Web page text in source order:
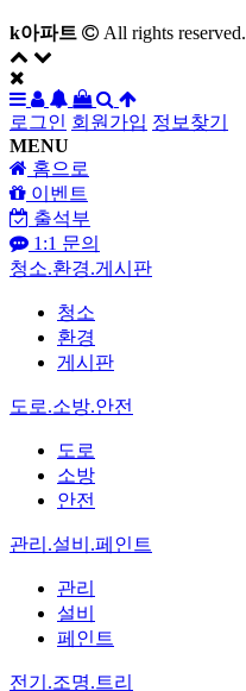
k아파트 All rights reserved.
로그인 회원가입 정보찾기
MENU
홈으로
이벤트
출석부
1:1 문의
청소.환경.게시판
청소
환경
게시판
도로.소방.안전
도로
소방
안전
관리.설비.페인트
관리
설비
페인트
전기.조명.트리